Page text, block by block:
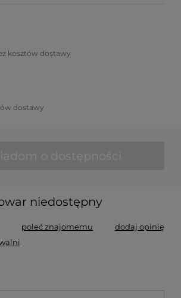
kosztów dostawy
dostawy
niedostępny
poleć znajomemu
dodaj opinię